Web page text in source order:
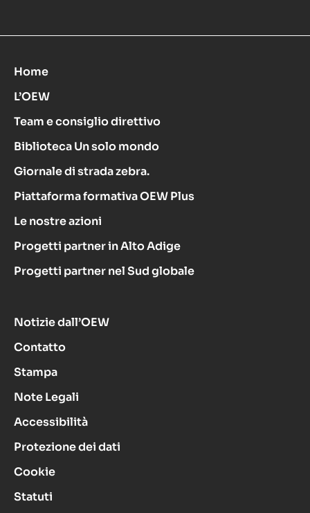
Home
L’OEW
Team e consiglio direttivo
Biblioteca Un solo mondo
Giornale di strada zebra.
Piattaforma formativa OEW Plus
Le nostre azioni
Progetti partner in Alto Adige
Progetti partner nel Sud globale
Notizie dall’OEW
Contatto
Stampa
Note Legali
Accessibilità
Protezione dei dati
Cookie
Statuti